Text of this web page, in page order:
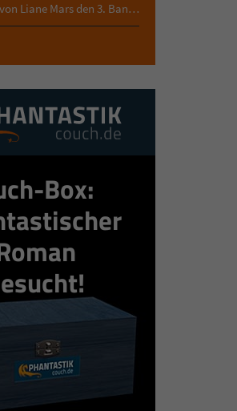
Habe gestern von Liane Mars den 3. Band von asrai…
Box: